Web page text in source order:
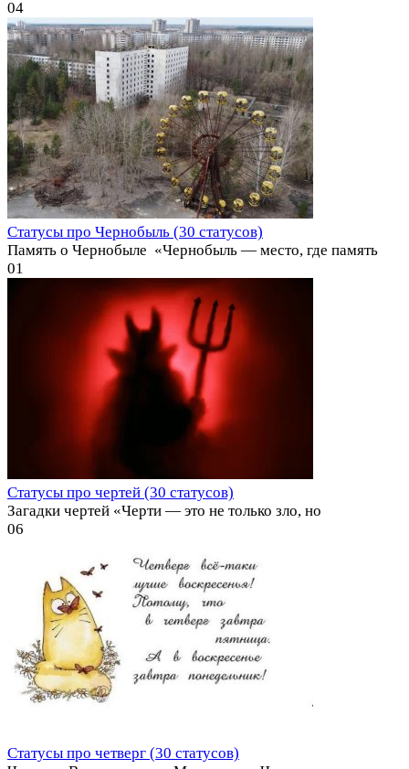
04
Статусы про Чернобыль (30 статусов)
Память о Чернобыле ️ «Чернобыль — место, где память
01
Статусы про чертей (30 статусов)
Загадки чертей «Черти — это не только зло, но
06
Статусы про четверг (30 статусов)